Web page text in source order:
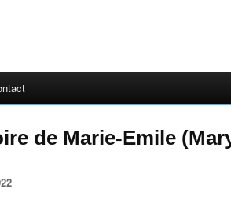
de Marie-Emile